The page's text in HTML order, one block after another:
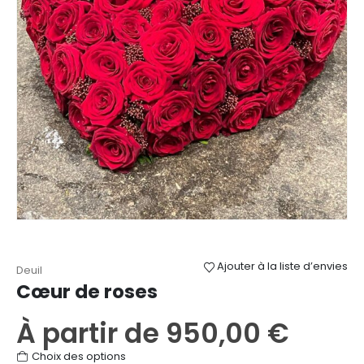
Ajouter à la liste d’envies
Deuil
Cœur de roses
À partir de 950,00 €
Choix des options